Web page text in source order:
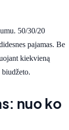
50/30/20
pajamas. Be
kiekvieną
nuo ko